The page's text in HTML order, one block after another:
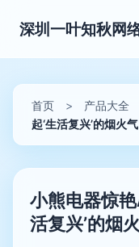
深圳一叶知秋网
首页 > 产品大全
起‘生活复兴’的烟火气
小熊电器惊
活复兴’的烟